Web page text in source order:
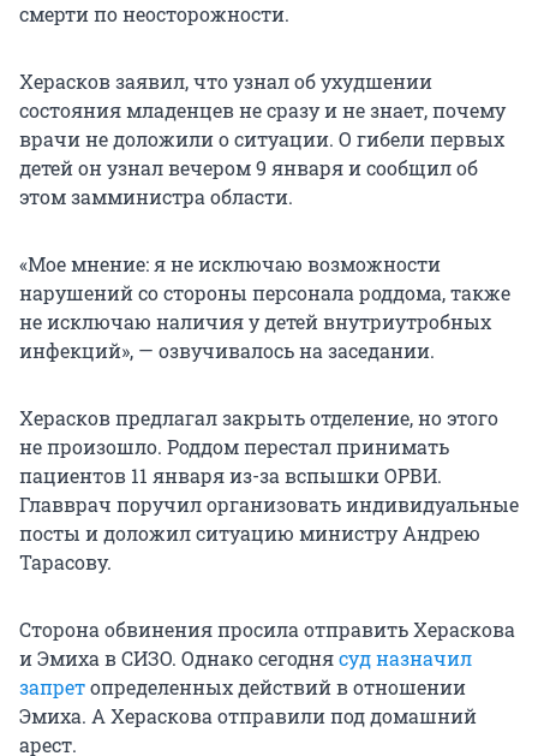
смерти по неосторожности.
Херасков заявил, что узнал об ухудшении
состояния младенцев не сразу и не знает, почему
врачи не доложили о ситуации. О гибели первых
детей он узнал вечером 9 января и сообщил об
этом замминистра области.
«Мое мнение: я не исключаю возможности
нарушений со стороны персонала роддома, также
не исключаю наличия у детей внутриутробных
инфекций», — озвучивалось на заседании.
Херасков предлагал закрыть отделение, но этого
не произошло. Роддом перестал принимать
пациентов 11 января из-за вспышки ОРВИ.
Главврач поручил организовать индивидуальные
посты и доложил ситуацию министру Андрею
Тарасову.
Сторона обвинения просила отправить Хераскова
и Эмиха в СИЗО. Однако сегоднясуд назначил
запретопределенных действий в отношении
Эмиха. А Хераскова отправили под домашний
арест.